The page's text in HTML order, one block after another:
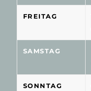
FREITAG
SAMSTAG
SONNTAG